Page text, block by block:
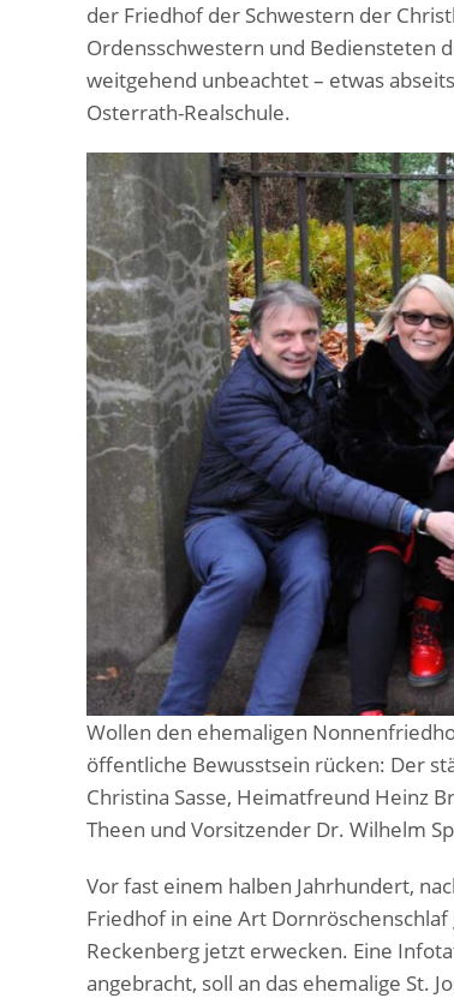
der Friedhof der Schwestern der
Ordensschwestern und Bediensteten
weitgehend unbeachtet – etwas
Osterrath-Realschule.
Wollen den ehemaligen
öffentliche Bewusstsein rücken: Der
Christina Sasse, Heimatfreund Heinz
Theen und Vorsitzender Dr. Wilhelm
Vor fast einem halben Jahrhundert,
Friedhof in eine Art
Reckenberg jetzt erwecken. Eine
angebracht, soll an das ehemalige St.